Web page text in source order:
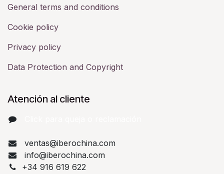
General terms and conditions
Cookie policy
Privacy policy
Data Protection and Copyright
Atención al cliente
ventas@iberochina.com
info@iberochina.com
+34 916 619 622